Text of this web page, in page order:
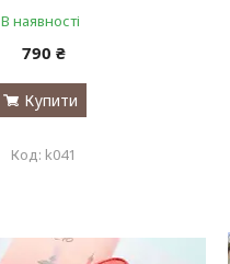
В наявності
790 ₴
Купити
k041